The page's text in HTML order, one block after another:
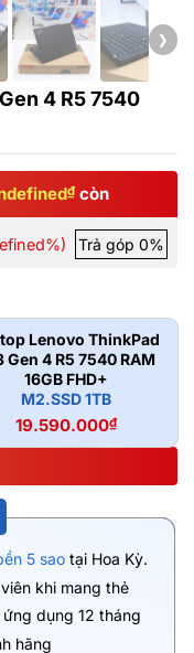
❯
4 R5 7540
₫ còn
Trả góp 0%
Lenovo ThinkPad
Gen 4 R5 7540 RAM
16GB FHD+
M2.SSD 1TB
19.590.000₫
5 sao tại Hoa Kỳ.
khi mang thẻ
dụng 12 tháng
hãng